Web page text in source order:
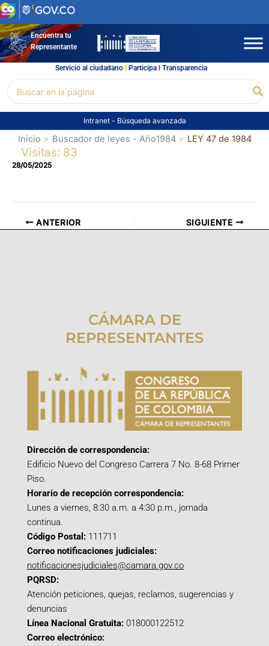
Ir
al
contenidoEncuentra tu
Representante
Servicio al ciudadano l Participal Transparencia
por:
Intranet - Búsqueda avanzada
Inicio Buscador de leyes - Año1984 LEY 47 de 1984
Visitas: 83
28/05/2025
ANTERIOR SIGUIENTE
CÁMARA DE
REPRESENTANTES
Dirección de correspondencia:
Edificio Nuevo del Congreso Carrera 7 No. 8-68 Primer
Piso.
Horario de recepción correspondencia:
Lunes a viernes, 8:30 a.m. a 4:30 p.m., jornada
continua.
Código Postal: 111711
Correo notificaciones judiciales:
notificacionesjudiciales@camara.gov.co
PQRSD:
Atención peticiones, quejas, reclamos, sugerencias y
denuncias
Línea Nacional Gratuita: 018000122512
Correo electrónico: